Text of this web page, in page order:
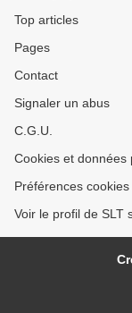
Top articles
Pages
Contact
Signaler un abus
C.G.U.
Cookies et données
Préférences cookies
Voir le profil de SLT